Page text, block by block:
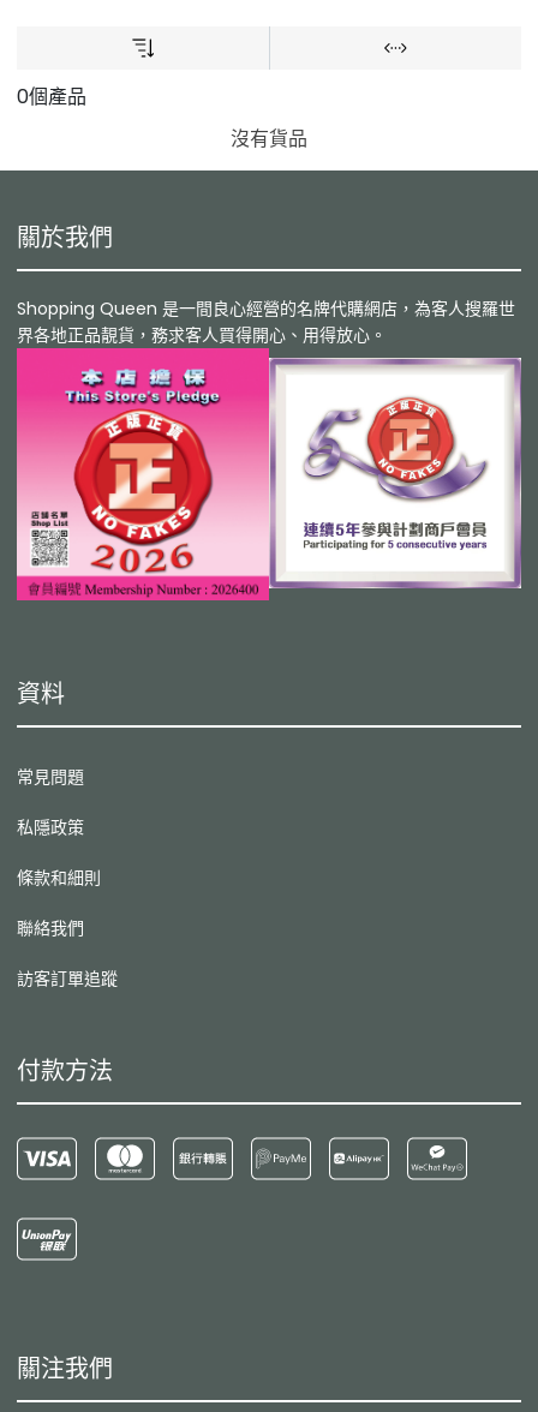
0個產品
沒有貨品
關於我們
Shopping Queen 是一間良心經營的名牌代購網店，為客人搜羅世
界各地正品靚貨，務求客人買得開心、用得放心。
資料
常見問題
私隱政策
條款和細則
聯絡我們
訪客訂單追蹤
付款方法
關注我們